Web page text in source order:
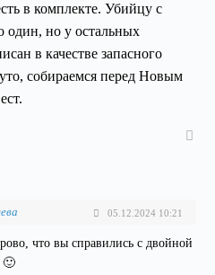
в комплекте. Убийцу с
один, но у остальных
в качестве запасного
собираемся перед Новым
05.12.2024 10:21
что вы справились с двойной
🙂